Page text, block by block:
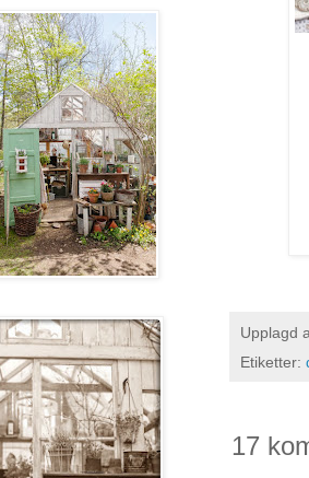
Upplagd
Etiketter:
17